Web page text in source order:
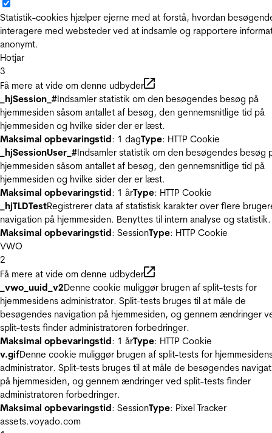
Statistik-cookies hjælper ejerne med at forstå, hvordan
interagere med websteder ved at indsamle og rapportere
anonymt.
Hotjar
3
Få mere at vide om denne udbyder
_hjSession_#Indsamler statistik om den besøgendes besøg på
hjemmesiden såsom antallet af besøg, den gennemsnitlige tid på
hjemmesiden og hvilke sider der er læst.
Maksimal opbevaringstid: 1 dagType: HTTP Cookie
_hjSessionUser_#Indsamler statistik om den besøgendes besøg
hjemmesiden såsom antallet af besøg, den gennemsnitlige tid på
hjemmesiden og hvilke sider der er læst.
Maksimal opbevaringstid: 1 årType: HTTP Cookie
_hjTLDTestRegistrerer data af statistisk karakter over flere
navigation på hjemmesiden. Benyttes til intern analyse og statistik.
Maksimal opbevaringstid: SessionType: HTTP Cookie
VWO
2
Få mere at vide om denne udbyder
_vwo_uuid_v2Denne cookie muliggør brugen af split-tests for
hjemmesidens administrator. Split-tests bruges til at måle de
besøgendes navigation på hjemmesiden, og gennem ændringer
split-tests finder administratoren forbedringer.
Maksimal opbevaringstid: 1 årType: HTTP Cookie
v.gifDenne cookie muliggør brugen af split-tests for
administrator. Split-tests bruges til at måle de besøgendes
på hjemmesiden, og gennem ændringer ved split-tests finder
administratoren forbedringer.
Maksimal opbevaringstid: SessionType: Pixel Tracker
assets.voyado.com